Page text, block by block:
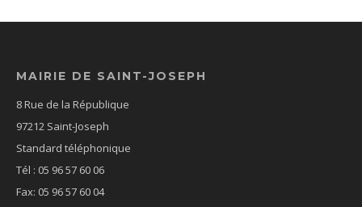
MAIRIE DE SAINT-JOSEPH
8 Rue de la République
97212 Saint-Joseph
Standard téléphonique
Tél : 05 96 57 60 06
Fax: 05 96 57 60 04